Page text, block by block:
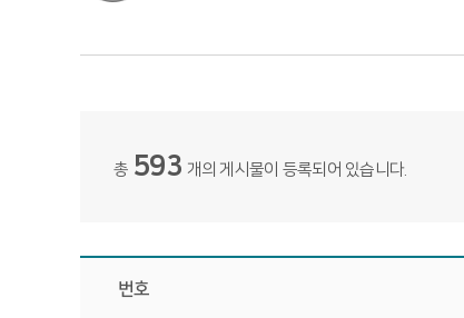
총 593 개의 게시물이 등록되어 있습니다.
번호